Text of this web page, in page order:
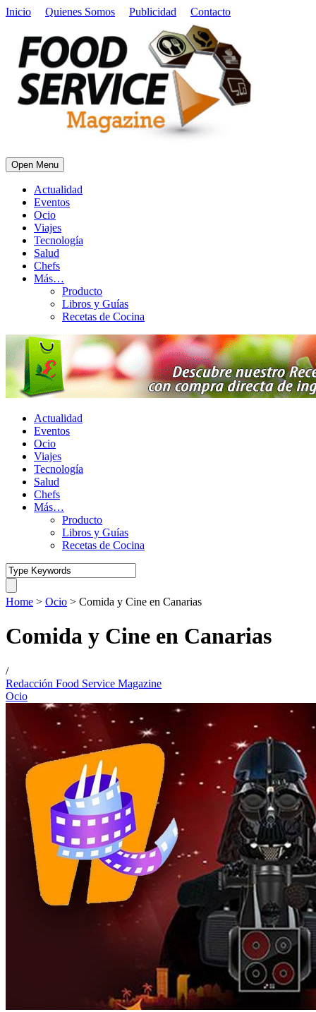
Inicio Quienes Somos Publicidad Contacto
Open Menu
Actualidad
Eventos
Ocio
Viajes
Tecnología
Salud
Chefs
Más…
Producto
Libros y Guías
Recetas de Cocina
Actualidad
Eventos
Ocio
Viajes
Tecnología
Salud
Chefs
Más…
Producto
Libros y Guías
Recetas de Cocina
Home > Ocio > Comida y Cine en Canarias
Comida y Cine en Canarias
/
Redacción Food Service Magazine
Ocio